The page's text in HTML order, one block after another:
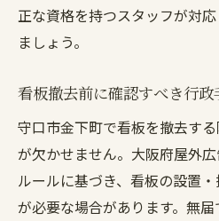
正な資格を持つスタッフが対
ましょう。
看板撤去前に確認すべき行
守口市金下町で看板を撤去す
が欠かせません。大阪府屋外
ルールに基づき、看板の設置
が必要な場合があります。無